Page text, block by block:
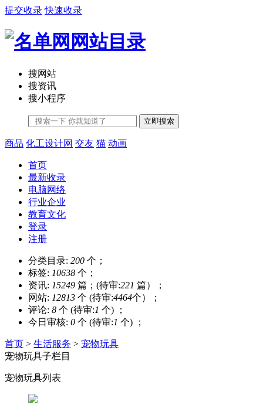
提交收录 快速收录
搜网站
搜资讯
搜小程序
立即搜索
商品 化工设计网 交友 猫 动画
首页
最新收录
电脑网络
行业企业
教育文化
登录
注册
分类目录: 200 个；
标签: 10638 个；
资讯: 15249 篇；(待审:221 篇）；
网站: 12813 个 (待审:4464个）；
评论: 8 个 (待审:1 个) ；
今日审核: 0 个 (待审:1 个) ；
首页 > 生活服务 > 宠物玩具
宠物玩具子栏目
宠物玩具列表